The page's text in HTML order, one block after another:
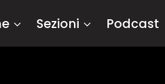
Sezioni Podcast